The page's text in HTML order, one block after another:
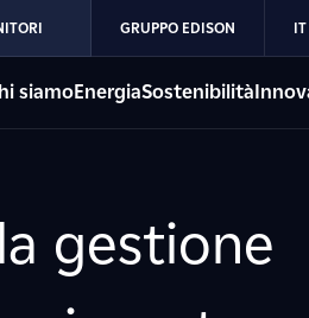
GRUPPO EDISON IT
siamoEnergiaSostenibilità
gestione